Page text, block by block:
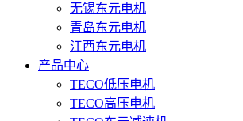
无锡东元电机
青岛东元电机
江西东元电机
产品中心
TECO低压电机
TECO高压电机